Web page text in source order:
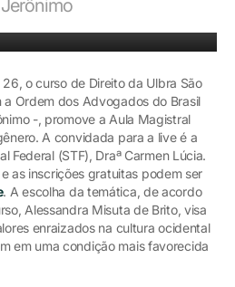
o curso de Direito da Ulbra São
Ordem dos Advogados do Brasil
-, promove a Aula Magistral
A convidada para a live é a
Federal (STF), Draª Carmen Lúcia.
as inscrições gratuitas podem ser
. A escolha da temática, de acordo
Alessandra Misuta de Brito, visa
enraizados na cultura ocidental
em uma condição mais favorecida